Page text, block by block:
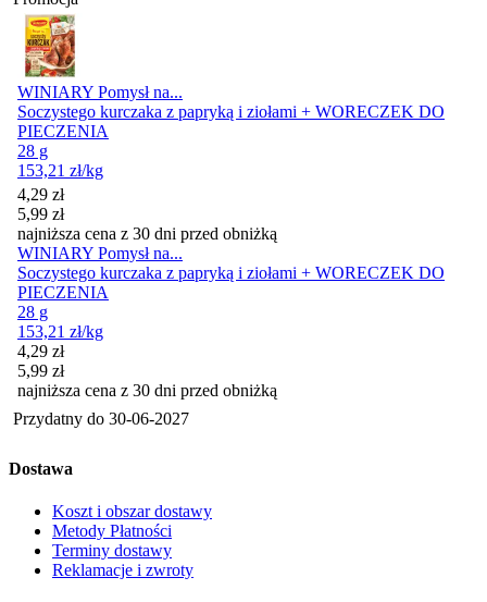
WINIARY Pomysł na...
Soczystego kurczaka z papryką i ziołami + WORECZEK DO
PIECZENIA
28 g
153,21 zł/kg
Cena promocyjna
4,29 zł
5,99 zł
najniższa cena z 30 dni przed obniżką
WINIARY Pomysł na...
Soczystego kurczaka z papryką i ziołami + WORECZEK DO
PIECZENIA
28 g
153,21 zł/kg
Cena promocyjna
4,29 zł
5,99 zł
najniższa cena z 30 dni przed obniżką
Przydatny do 30-06-2027
Dostawa
Koszt i obszar dostawy
Metody Płatności
Terminy dostawy
Reklamacje i zwroty